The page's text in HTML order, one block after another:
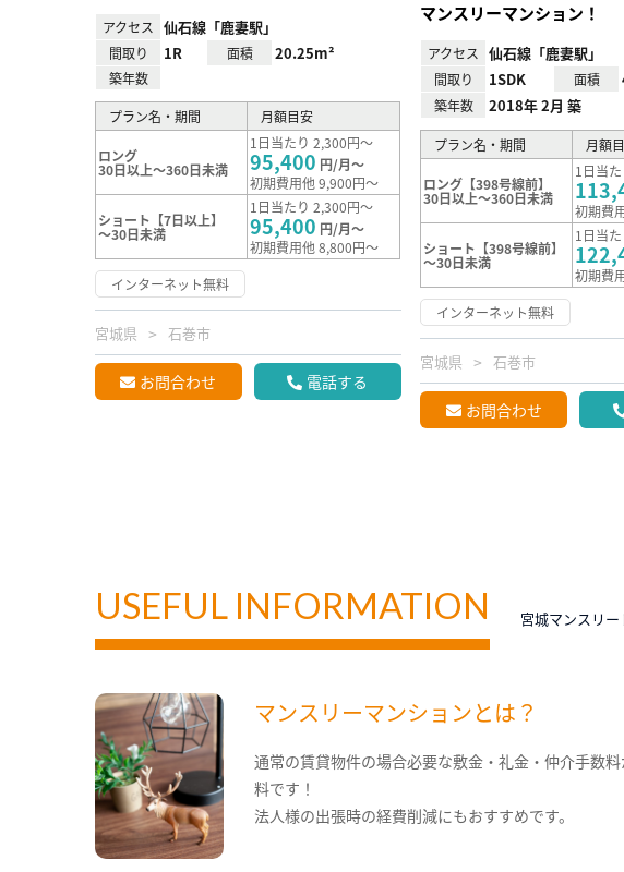
アクセス 仙石線「鹿妻駅」
間取り 1R 面積 20.25m²
築年数
プラン名・期間 月額目安
ロング
30日以上～360日未満
1日当たり 2,300円～
95,400 円/月～
初期費用他 9,900円～
ショート【7日以上】
～30日未満
1日当たり 2,300円～
95,400 円/月～
初期費用他 8,800円～
インターネット無料
宮城県 石巻市
お問合わせ 電話する
マンスリーマンション！
アクセス 仙石線「鹿妻駅」
間取り 1SDK 面積
築年数 2018年 2月 築
プラン名・期間 月額
ロング【398号線前】
30日以上～360日未満
1日当
初期費
ショート【398号線前】
～30日未満
1日当
初期費
インターネット無料
宮城県 石巻市
お問合わせ
USEFUL INFORMATION 宮城マンスリ
マンスリーマンションとは？
通常の賃貸物件の場合必要な敷金・礼金・仲介手数
料です！
法人様の出張時の経費削減にもおすすめです。